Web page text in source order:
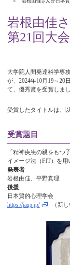
岩根由佳
第21回大
大学院人間発達科学専
が、2024年10月19～20
て、優秀賞を受賞しま
受賞したタイトルは、
受賞題目
「精神疾患の親をも
イメージ法（FIT）を用
発表者
岩根由佳、平野真理
後援
日本質的心理学会
https://jaqp.jp/
（新